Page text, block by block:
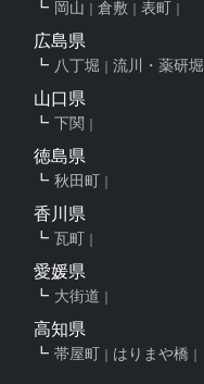
岡山 倉敷 表町
広島県
八丁堀 流川・薬研堀
山口県
下関
徳島県
秋田町
香川県
瓦町
愛媛県
大街道
高知県
帯屋町 はりまや橋